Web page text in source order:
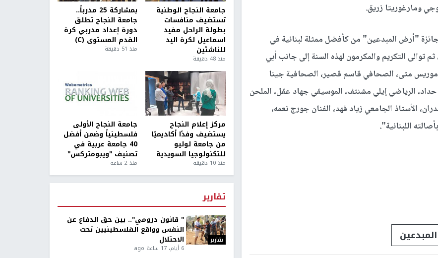
ومارغوريتا زريق.
جائزة "أرض المبدعين" من كأفضل ممثلة لبنانية في
توالى التكريم والمكرمون لهذه السنة إلى جانب أبي
موريس متى، الصحافي قاسم قصير، الصحافية جينا
الرياضي إيلي مشنتف، الموسيقي جهاد عقل، الملحن
الأستاذ الجامعي زياد فهد، الفنان جورج نعمه،
اللبنانية".
جامعة النجاح الوطنية
تستضيف منافسات
بطولة الراحل مفيد
اسماعيل لكرة اليد
للناشئين
منذ 48 دقيقة
بمشاركة 25 مدرباً..
جامعة النجاح تطلق
دورة إعداد مدربي كرة
القدم المستوى (C)
منذ 51 دقيقة
مركز إعلام النجاح
يستضيف وفدًا أكاديميًا
من جامعة لوليو
للتكنولوجيا السويدية
منذ 10 دقيقة
جامعة النجاح الأولى
فلسطينياً وضمن أفضل
40 جامعة عربية في
تصنيف "ويبومتركس"
منذ 2 ساعة
تقارير
تقارير
" قانون درومي".. بين حق الدفاع عن
النفس وواقع الفلسطينيين تحت
الاحتلال
6 أيام، 17 ساعة ago